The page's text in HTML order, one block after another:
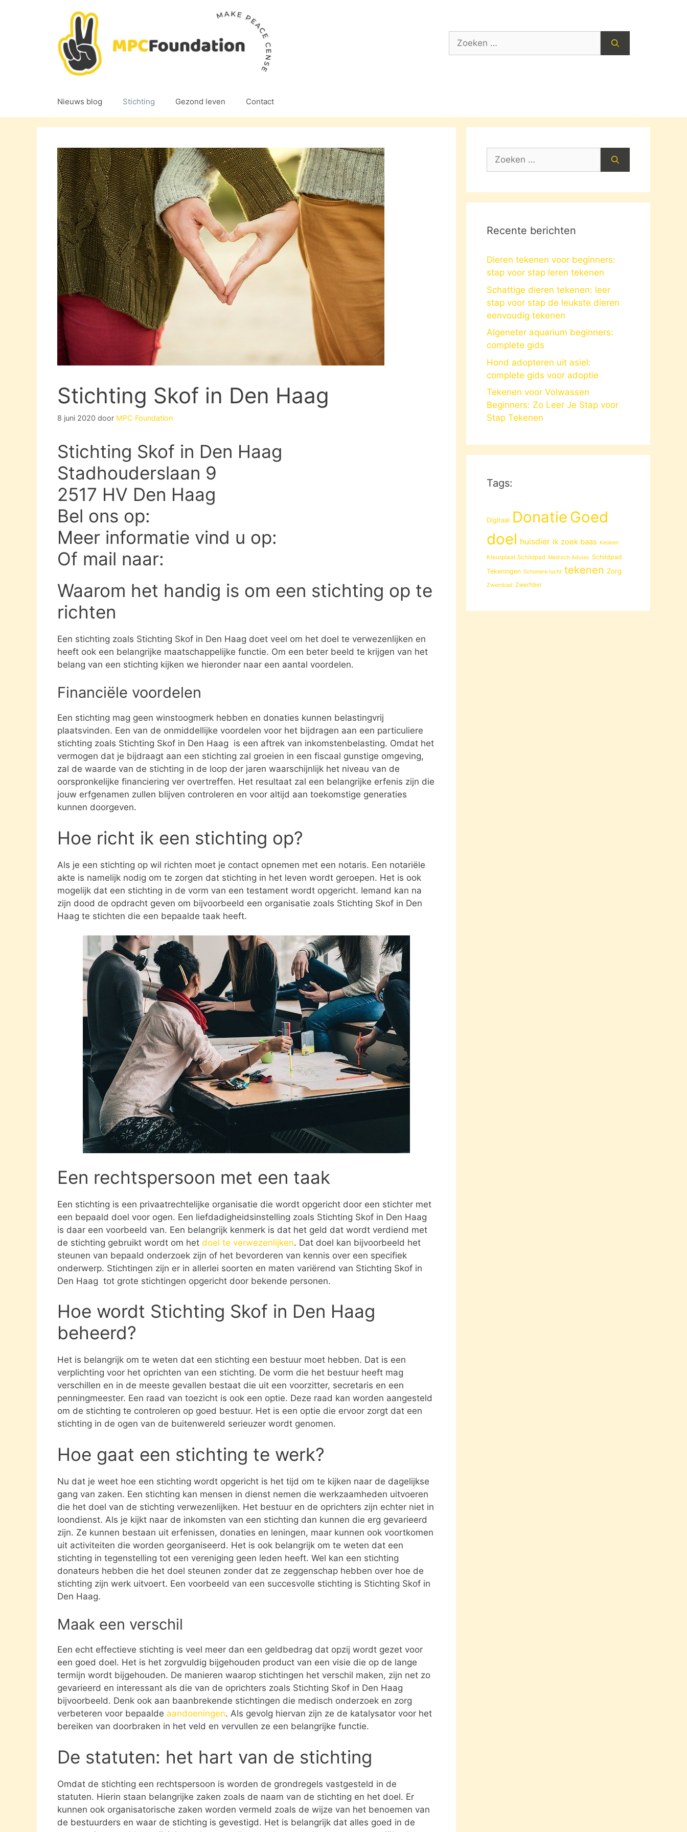
Zoek
Nieuws blog Stichting Gezond leven Contact
Stichting Skof in Den Haag
8 juni 2020 door MPC Foundation
Stichting Skof in Den Haag
Stadhouderslaan 9
2517 HV Den Haag
Bel ons op:
Meer informatie vind u op:
Of mail naar:
Waarom het handig is om een stichting op te
richten
Een stichting zoals Stichting Skof in Den Haag doet veel om het doel te verwezenlijken en
heeft ook een belangrijke maatschappelijke functie. Om een beter beeld te krijgen van het
belang van een stichting kijken we hieronder naar een aantal voordelen.
Financiële voordelen
Een stichting mag geen winstoogmerk hebben en donaties kunnen belastingvrij
plaatsvinden. Een van de onmiddellijke voordelen voor het bijdragen aan een particuliere
stichting zoals Stichting Skof in Den Haag is een aftrek van inkomstenbelasting. Omdat het
vermogen dat je bijdraagt aan een stichting zal groeien in een fiscaal gunstige omgeving,
zal de waarde van de stichting in de loop der jaren waarschijnlijk het niveau van de
oorspronkelijke financiering ver overtreffen. Het resultaat zal een belangrijke erfenis zijn die
jouw erfgenamen zullen blijven controleren en voor altijd aan toekomstige generaties
kunnen doorgeven.
Hoe richt ik een stichting op?
Als je een stichting op wil richten moet je contact opnemen met een notaris. Een notariële
akte is namelijk nodig om te zorgen dat stichting in het leven wordt geroepen. Het is ook
mogelijk dat een stichting in de vorm van een testament wordt opgericht. Iemand kan na
zijn dood de opdracht geven om bijvoorbeeld een organisatie zoals Stichting Skof in Den
Haag te stichten die een bepaalde taak heeft.
Een rechtspersoon met een taak
Een stichting is een privaatrechtelijke organisatie die wordt opgericht door een stichter met
een bepaald doel voor ogen. Een liefdadigheidsinstelling zoals Stichting Skof in Den Haag
is daar een voorbeeld van. Een belangrijk kenmerk is dat het geld dat wordt verdiend met
de stichting gebruikt wordt om het doel te verwezenlijken. Dat doel kan bijvoorbeeld het
steunen van bepaald onderzoek zijn of het bevorderen van kennis over een specifiek
onderwerp. Stichtingen zijn er in allerlei soorten en maten variërend van Stichting Skof in
Den Haag tot grote stichtingen opgericht door bekende personen.
Hoe wordt Stichting Skof in Den Haag
beheerd?
Het is belangrijk om te weten dat een stichting een bestuur moet hebben. Dat is een
verplichting voor het oprichten van een stichting. De vorm die het bestuur heeft mag
verschillen en in de meeste gevallen bestaat die uit een voorzitter, secretaris en een
penningmeester. Een raad van toezicht is ook een optie. Deze raad kan worden aangesteld
om de stichting te controleren op goed bestuur. Het is een optie die ervoor zorgt dat een
stichting in de ogen van de buitenwereld serieuzer wordt genomen.
Hoe gaat een stichting te werk?
Nu dat je weet hoe een stichting wordt opgericht is het tijd om te kijken naar de dagelijkse
gang van zaken. Een stichting kan mensen in dienst nemen die werkzaamheden uitvoeren
die het doel van de stichting verwezenlijken. Het bestuur en de oprichters zijn echter niet in
loondienst. Als je kijkt naar de inkomsten van een stichting dan kunnen die erg gevarieerd
zijn. Ze kunnen bestaan uit erfenissen, donaties en leningen, maar kunnen ook voortkomen
uit activiteiten die worden georganiseerd. Het is ook belangrijk om te weten dat een
stichting in tegenstelling tot een vereniging geen leden heeft. Wel kan een stichting
donateurs hebben die het doel steunen zonder dat ze zeggenschap hebben over hoe de
stichting zijn werk uitvoert. Een voorbeeld van een succesvolle stichting is Stichting Skof in
Den Haag.
Maak een verschil
Een echt effectieve stichting is veel meer dan een geldbedrag dat opzij wordt gezet voor
een goed doel. Het is het zorgvuldig bijgehouden product van een visie die op de lange
termijn wordt bijgehouden. De manieren waarop stichtingen het verschil maken, zijn net zo
gevarieerd en interessant als die van de oprichters zoals Stichting Skof in Den Haag
bijvoorbeeld. Denk ook aan baanbrekende stichtingen die medisch onderzoek en zorg
verbeteren voor bepaalde aandoeningen. Als gevolg hiervan zijn ze de katalysator voor het
bereiken van doorbraken in het veld en vervullen ze een belangrijke functie.
De statuten: het hart van de stichting
Omdat de stichting een rechtspersoon is worden de grondregels vastgesteld in de
statuten. Hierin staan belangrijke zaken zoals de naam van de stichting en het doel. Er
kunnen ook organisatorische zaken worden vermeld zoals de wijze van het benoemen van
de bestuurders en waar de stichting is gevestigd. Het is belangrijk dat alles goed in de
Zoek
Recente berichten
Dieren tekenen voor beginners:
stap voor stap leren tekenen
Schattige dieren tekenen: leer
stap voor stap de leukste dieren
eenvoudig tekenen
Algeneter aquarium beginners:
complete gids
Hond adopteren uit asiel:
complete gids voor adoptie
Tekenen voor Volwassen
Beginners: Zo Leer Je Stap voor
Stap Tekenen
Tags:
Digitaal Donatie Goed
doel huisdier ik zoek baas Keuken
Kleurplaat Schildpad Medisch Advies Schildpad
Tekeningen Schonere lucht tekenen Zorg
Zwembad Zwerfdier